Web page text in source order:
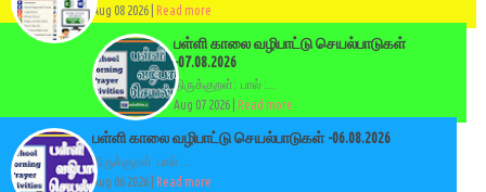
Aug 08 2026 |
Read more
பள்ளி காலை வழிபாட்டு செயல்பாடுகள்
-07.08.2026
திருக்குறள்: பால் :...
Aug 07 2026 | Read more
பள்ளி காலை வழிபாட்டு செயல்பாடுகள் -06.08.2026
திருக்குறள்: பால் :...
Aug 06 2026 | Read more